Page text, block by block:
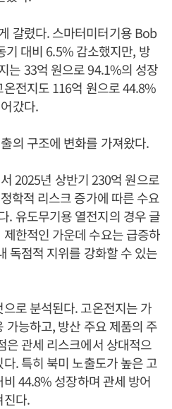
갈렸다. 스마터미터기용 Bob
대비 6.5% 감소했지만, 방
는 33억 원으로 94.1%의 성장
전지도 116억 원으로 44.8%
갔다.
의 구조에 변화를 가져왔다.
2025년 상반기 230억 원으로
학적 리스크 증가에 따른 수요
. 유도무기용 열전지의 경우 글
한적인 가운데 수요는 급증하
독점적 지위를 강화할 수 있는
로 분석된다. 고온전지는 가
가능하고, 방산 주요 제품의 주
은 관세 리스크에서 상대적으
. 특히 북미 노출도가 높은 고
44.8% 성장하며 관세 방어
진다.